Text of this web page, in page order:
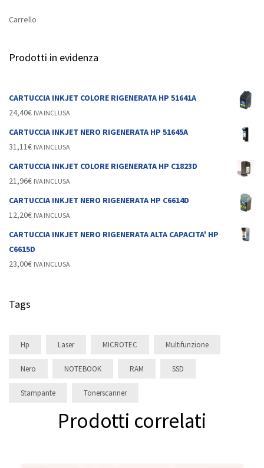
Carrello
Prodotti in evidenza
CARTUCCIA INKJET COLORE RIGENERATA HP 51641A
24,40€ IVA INCLUSA
CARTUCCIA INKJET NERO RIGENERATA HP 51645A
31,11€ IVA INCLUSA
CARTUCCIA INKJET COLORE RIGENERATA HP C1823D
21,96€ IVA INCLUSA
CARTUCCIA INKJET NERO RIGENERATA HP C6614D
12,20€ IVA INCLUSA
CARTUCCIA INKJET NERO RIGENERATA ALTA CAPACITA' HP
C6615D
23,00€ IVA INCLUSA
Tags
Hp Laser MICROTEC Multifunzione
Nero NOTEBOOK RAM SSD
Stampante Tonerscanner
Prodotti correlati